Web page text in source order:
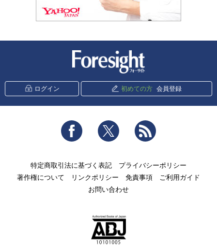
ログイン 初めての方 会員登録
Facebook Twitter
特定商取引法に基づく表記
プライバシーポリシー
著作権について
リンクポリシー 免責事項
ご利用ガイド
お問い合わせ